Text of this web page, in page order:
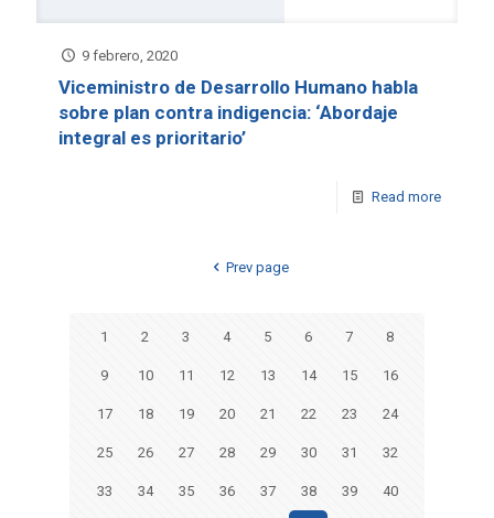
9 febrero, 2020
Viceministro de Desarrollo Humano habla
sobre plan contra indigencia: ‘Abordaje
integral es prioritario’
Read more
Prev page
1 2 3 4 5 6 7 8
9 10 11 12 13 14 15 16
17 18 19 20 21 22 23 24
25 26 27 28 29 30 31 32
33 34 35 36 37 38 39 40